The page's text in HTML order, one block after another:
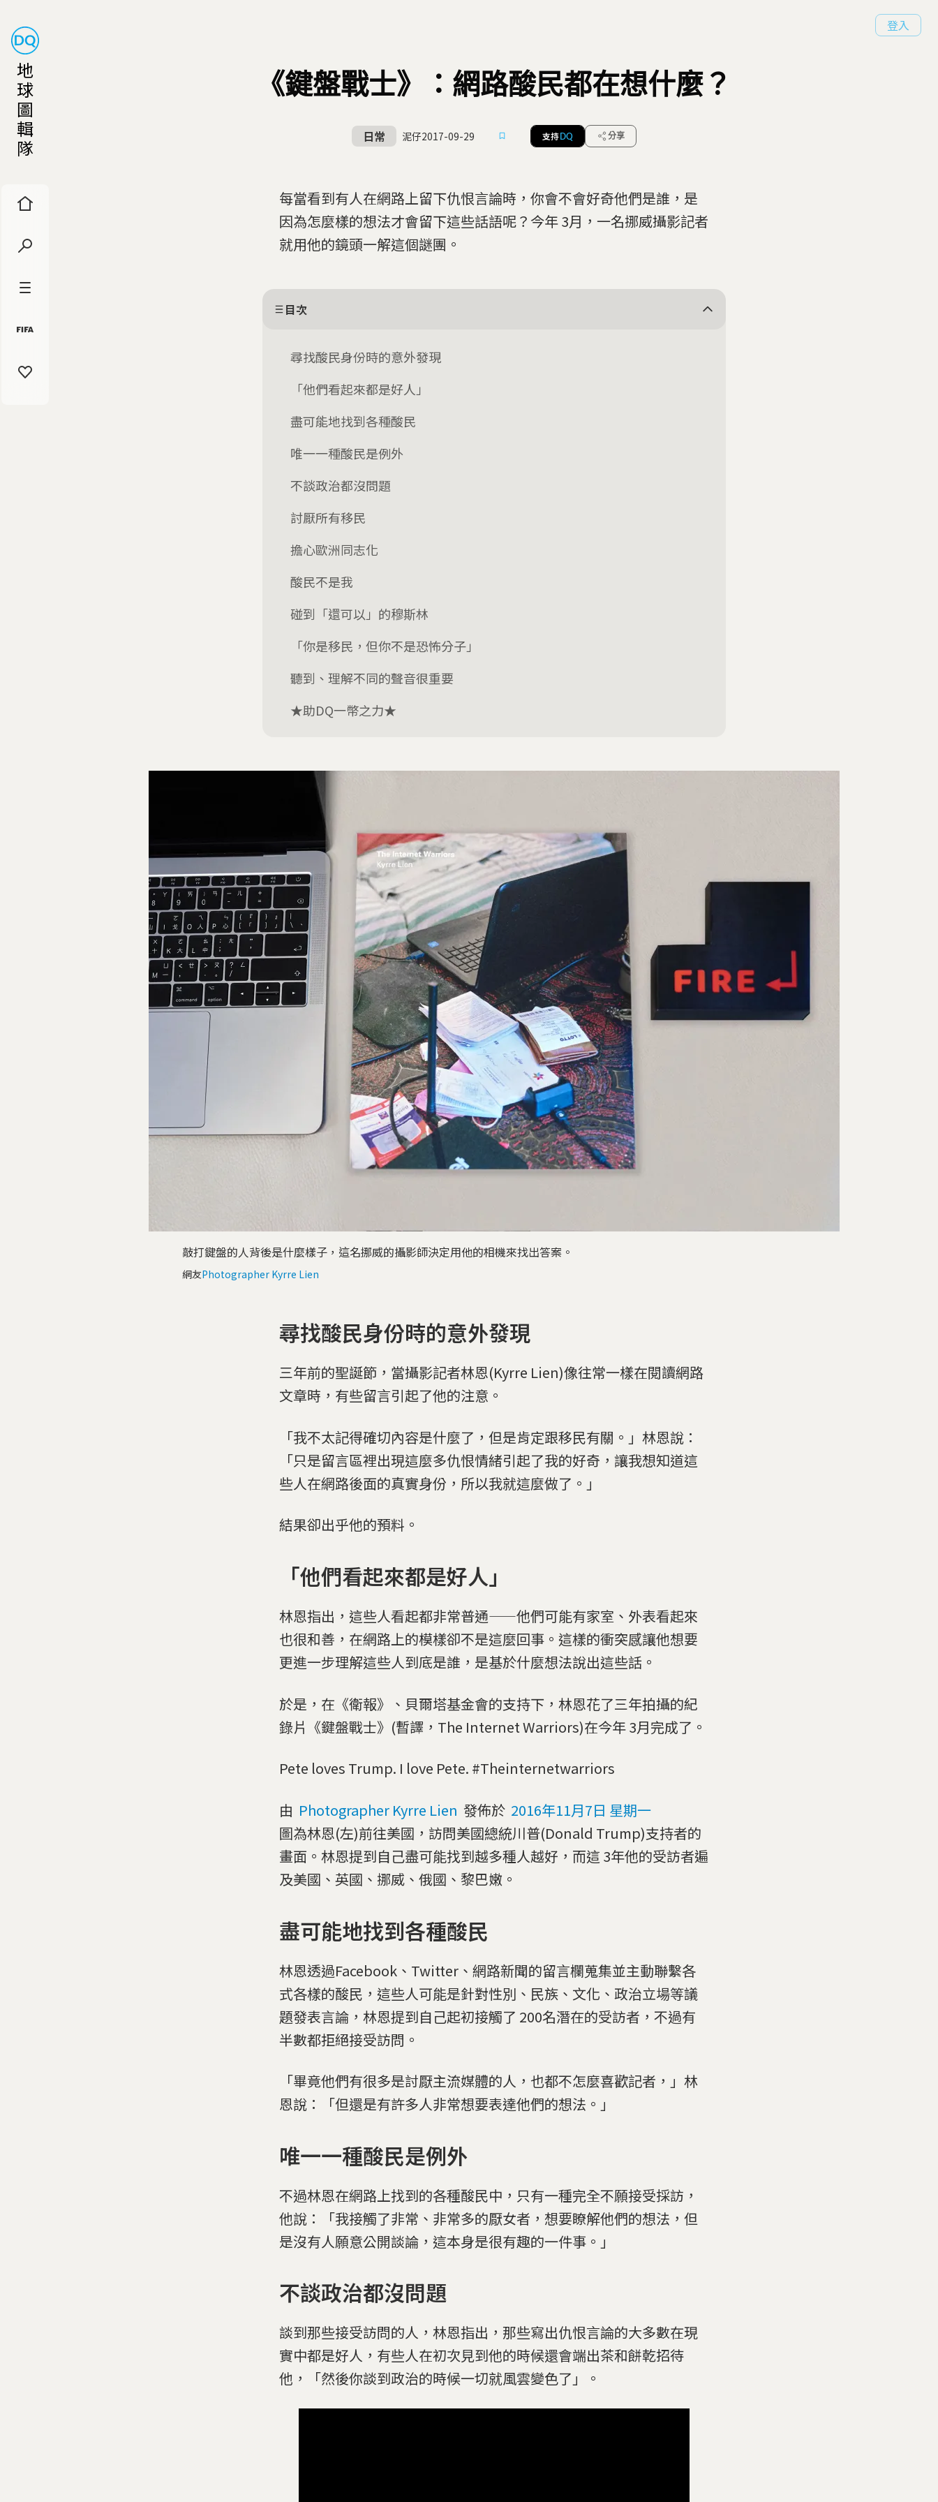
地
球
圖
輯
隊
登入
《鍵盤戰士》：網路酸民都在想什麼？
日常 泥仔2017-09-29 支持 DQ 分享
每當看到有人在網路上留下仇恨言論時，你會不會好奇他們是誰，是
因為怎麼樣的想法才會留下這些話語呢？今年 3月，一名挪威攝影記者
就用他的鏡頭一解這個謎團。
目次
尋找酸民身份時的意外發現
「他們看起來都是好人」
盡可能地找到各種酸民
唯一一種酸民是例外
不談政治都沒問題
討厭所有移民
擔心歐洲同志化
酸民不是我
碰到「還可以」的穆斯林
「你是移民，但你不是恐怖分子」
聽到、理解不同的聲音很重要
★助DQ一幣之力★
敲打鍵盤的人背後是什麼樣子，這名挪威的攝影師決定用他的相機來找出答案。
網友Photographer Kyrre Lien
尋找酸民身份時的意外發現
三年前的聖誕節，當攝影記者林恩(Kyrre Lien)像往常一樣在閱讀網路
文章時，有些留言引起了他的注意。
「我不太記得確切內容是什麼了，但是肯定跟移民有關。」林恩說：
「只是留言區裡出現這麼多仇恨情緒引起了我的好奇，讓我想知道這
些人在網路後面的真實身份，所以我就這麼做了。」
結果卻出乎他的預料。
「他們看起來都是好人」
林恩指出，這些人看起都非常普通——他們可能有家室、外表看起來
也很和善，在網路上的模樣卻不是這麼回事。這樣的衝突感讓他想要
更進一步理解這些人到底是誰，是基於什麼想法說出這些話。
於是，在《衛報》、貝爾塔基金會的支持下，林恩花了三年拍攝的紀
錄片《鍵盤戰士》(暫譯，The Internet Warriors)在今年 3月完成了。
Pete loves Trump. I love Pete. #Theinternetwarriors
由 Photographer Kyrre Lien 發佈於 2016年11月7日 星期一
圖為林恩(左)前往美國，訪問美國總統川普(Donald Trump)支持者的
畫面。林恩提到自己盡可能找到越多種人越好，而這 3年他的受訪者遍
及美國、英國、挪威、俄國、黎巴嫩。
盡可能地找到各種酸民
林恩透過Facebook、Twitter、網路新聞的留言欄蒐集並主動聯繫各
式各樣的酸民，這些人可能是針對性別、民族、文化、政治立場等議
題發表言論，林恩提到自己起初接觸了 200名潛在的受訪者，不過有
半數都拒絕接受訪問。
「畢竟他們有很多是討厭主流媒體的人，也都不怎麼喜歡記者，」林
恩說：「但還是有許多人非常想要表達他們的想法。」
唯一一種酸民是例外
不過林恩在網路上找到的各種酸民中，只有一種完全不願接受採訪，
他說：「我接觸了非常、非常多的厭女者，想要瞭解他們的想法，但
是沒有人願意公開談論，這本身是很有趣的一件事。」
不談政治都沒問題
談到那些接受訪問的人，林恩指出，那些寫出仇恨言論的大多數在現
實中都是好人，有些人在初次見到他的時候還會端出茶和餅乾招待
他，「然後你談到政治的時候一切就風雲變色了」。